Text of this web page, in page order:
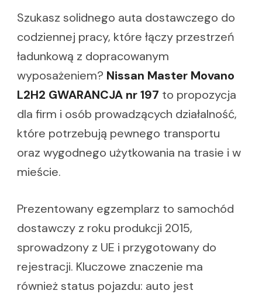
Szukasz solidnego auta dostawczego do
codziennej pracy, które łączy przestrzeń
ładunkową z dopracowanym
wyposażeniem? Nissan Master Movano
L2H2 GWARANCJA nr 197 to propozycja
dla firm i osób prowadzących działalność,
które potrzebują pewnego transportu
oraz wygodnego użytkowania na trasie i w
mieście.
Prezentowany egzemplarz to samochód
dostawczy z roku produkcji 2015,
sprowadzony z UE i przygotowany do
rejestracji. Kluczowe znaczenie ma
również status pojazdu: auto jest